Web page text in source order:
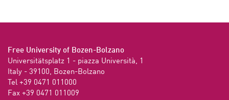
Free University of Bozen-Bolzano
Universitätsplatz 1 - piazza Università, 1
Italy - 39100, Bozen-Bolzano
Tel +39 0471 011000
Fax +39 0471 011009